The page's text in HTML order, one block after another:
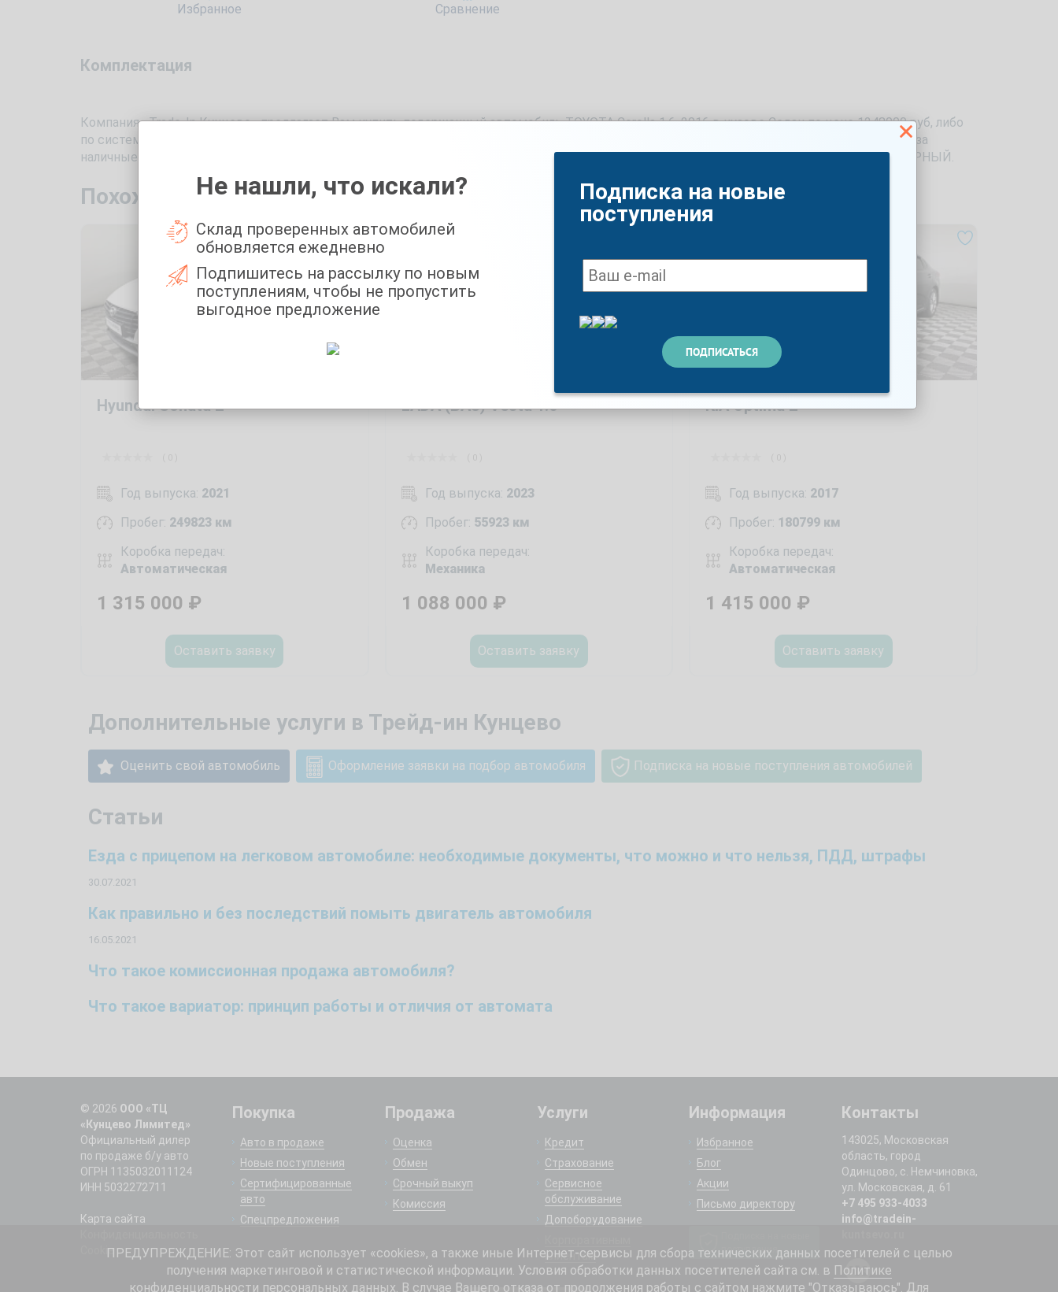
Избранное Сравнение
Комплектация
Компания «Trade-In Кунцево» предлагает Вам купить подержанный автомобиль TOYOTA Corolla 1.6, 2016 в кузове Седан по цене 1248000 руб, либо
по системе Трейд Ин. Автомобиль 2016 года с пробегом 133966 км, объемом двигателя 1600 см3 и мощностью 122 л.с. можно купить как за
наличные, так и взять в кредит. Перед покупкой Вы также можете записаться на бесплатный тест-драйв. Доступный цвет машины — ЧЕРНЫЙ.
Похожие автомобили с пробегом
Hyundai Sonata 2
Год выпуска: 2021
Пробег: 249823 км
Коробка передач:
Автоматическая
1 315 000 ₽
Оставить заявку
LADA (ВАЗ) Vesta 1.6
Год выпуска: 2023
Пробег: 55923 км
Коробка передач:
Механика
1 088 000 ₽
Оставить заявку
KIA Optima 2
Год выпуска: 2017
Пробег: 180799 км
Коробка передач:
Автоматическая
1 415 000 ₽
Оставить заявку
Дополнительные услуги в Трейд-ин Кунцево
Оценить свой автомобиль Оформление заявки на подбор автомобиля Подписка на новые поступления автомобилей
Статьи
Езда с прицепом на легковом автомобиле: необходимые документы, что можно и что нельзя, ПДД, штрафы
30.07.2021
Как правильно и без последствий помыть двигатель автомобиля
16.05.2021
Что такое комиссионная продажа автомобиля?
Что такое вариатор: принцип работы и отличия от автомата
Не нашли, что искали?
Склад проверенных автомобилей
обновляется ежедневно
Подпишитесь на рассылку по новым
поступлениям, чтобы не пропустить
выгодное предложение
Подписка на новые
поступления
© 2026 ООО «ТЦ
«Кунцево Лимитед»
Официальный дилер
по продаже б/у авто
ОГРН 1135032011124
ИНН 5032272711
Карта сайта
Cookie
Покупка
Авто в продаже
Новые поступления
Сертифицированные
авто
Спецпредложения
Продажа
Оценка
Обмен
Срочный выкуп
Комиссия
Услуги
Кредит
Страхование
Сервисное
обслуживание
Допоборудование
клиентам
Информация
Избранное
Блог
Акции
Письмо директору
поступления
Контакты
143025, Московская
область, город
Одинцово, с. Немчиновка,
ул. Московская, д. 61
+7 495 933-4033
info@tradein-
ПРЕДУПРЕЖДЕНИЕ: Этот сайт использует «cookies», а также иные Интернет-сервисы для сбора технических данных посетителей с целью
получения маркетинговой и статистической информации. Условия обработки данных посетителей сайта см. в Политике
конфиденциальности персональных данных. В случае Вашего отказа от продолжения работы с сайтом нажмите "Отказываюсь". Для